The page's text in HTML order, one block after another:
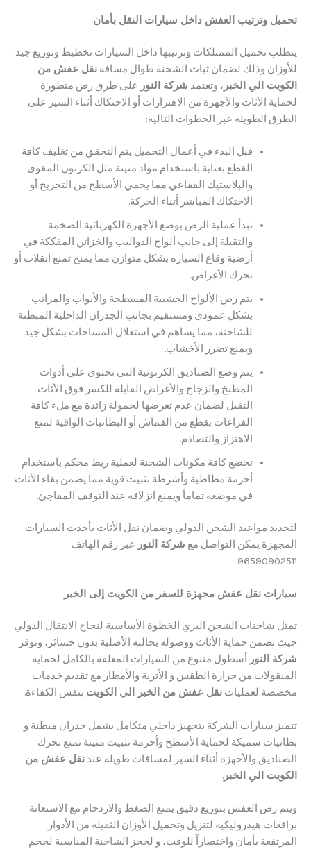
وترتيب العفش داخل سيارات النقل بأمان
تحميل الممتلكات وترتيبها داخل السيارات تخطيط وتوزيع جيد
وذلك لضمان ثبات الشحنة طوال مسافة نقل عفش من
الي الخبر، وتعتمد شركة النورعلى طرق رص متطورة
الأثاث والأجهزة من الاهتزازات أو الاحتكاك أثناء السير على
الطويلة عبر الخطوات التالية:
قبل البدء في أعمال التحميل يتم التحقق من تغليف كافة
القطع بعناية باستخدام مواد متينة مثل الكرتون المقوى
والبلاستيك الفقاعي مما يحمي الأسطح من التجريح أو
الاحتكاك المباشر أثناء الحركة.
تبدأ عملية الرص بوضع الأجهزة الكهربائية الضخمة
والثقيلة إلى جانب ألواح الدواليب والخزائن المفككة في
أرضية وقاع السياره بشكل متوازن مما يمنح تمنع انقلاب أو
تحرك الأغراض.
يتم رص الألواح الخشبية المسطحة والأبواب والمراتب
بشكل عمودي ومستقيم بجانب الجدران الداخلية المبطنة
للشاحنة، مما يساهم في استغلال المساحات بشكل جيد
ويمنع تضرر الأخشاب.
يتم وضع الصناديق الكرتونية التي تحتوي على أدوات
المطبخ والزجاج والأغراض القابلة للكسر فوق الأثاث
الثقيل لضمان عدم تعرضها لحمولة زائدة مع ملء كافة
الفراغات بقطع من القماش أو البطانيات الواقية لمنع
الاهتزاز والتصادم.
تخضع كافة مكونات الشحنة لعملية ربط محكم باستخدام
أحزمة مطاطية وأشرطة تثبيت قوية مما يضمن بقاء الأثاث
في موضعه تماماً ويمنع انزلاقه عند التوقف المفاجئ.
مواعيد الشحن الدولي وضمان نقل الأثاث بأحدث السيارات
يمكن التواصل معشركة النورعبر رقم الهاتف
نقل عفش مجهزة للسفر من الكويت إلى الخبر
الشحن البري الخطوة الأساسية لنجاح الانتقال الدولي
حماية الأثاث ووصوله بحالته الأصلية بدون خسائر، وتوفر
أسطول متنوع من السيارات المغلقة بالكامل لحماية
من حرارة الطقس و الأتربة والأمطار مع تقديم خدمات
لعمليات نقل عفش من الخبر الي الكويتبنفس الكفاءة.
سيارات الشركة بتجهيز داخلي متكامل يشمل جدران مبطنة و
سميكة لحماية الأسطح وأحزمة تثبيت متينة تمنع تحرك
والأجهزة أثناء السير لمسافات طويلة عندنقل عفش من
الي الخبر.
العفش بتوزيع دقيق يمنع الضغط والازدحام مع الاستعانة
هيدروليكية لتنزيل وتحميل الأوزان الثقيلة من الأدوار
بأمان واختصاراً للوقت، و ​لحجز الشاحنة المناسبة لحجم